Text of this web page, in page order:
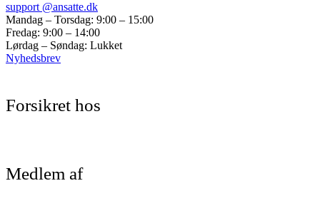
support @ansatte.dk
Mandag – Torsdag: 9:00 – 15:00
Fredag: 9:00 – 14:00
Lørdag – Søndag: Lukket
Nyhedsbrev
Forsikret hos
Medlem af